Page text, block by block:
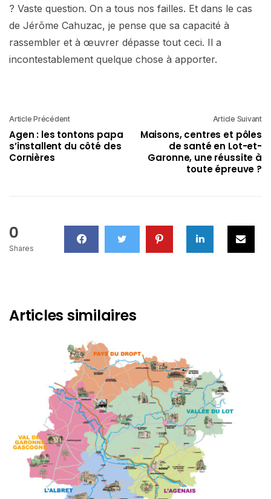
? Vaste question. On a tous nos failles. Et dans le cas
de Jérôme Cahuzac, je pense que sa capacité à
rassembler et à œuvrer dépasse tout ceci. Il a
incontestablement quelque chose à apporter.
Article Précédent
Agen : les tontons papa
s’installent du côté des
Cornières
Article Suivant
Maisons, centres et pôles
de santé en Lot-et-
Garonne, une réussite à
toute épreuve ?
0
Shares
Articles similaires